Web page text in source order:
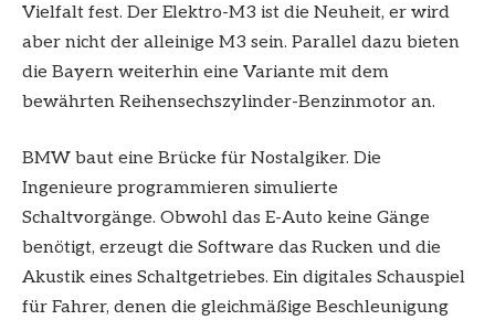
Vielfalt fest. Der Elektro-M3 ist die Neuheit, er wird
aber nicht der alleinige M3 sein. Parallel dazu bieten
die Bayern weiterhin eine Variante mit dem
bewährten Reihensechszylinder-Benzinmotor an.
BMW baut eine Brücke für Nostalgiker. Die
Ingenieure programmieren simulierte
Schaltvorgänge. Obwohl das E-Auto keine Gänge
benötigt, erzeugt die Software das Rucken und die
Akustik eines Schaltgetriebes. Ein digitales Schauspiel
für Fahrer, denen die gleichmäßige Beschleunigung